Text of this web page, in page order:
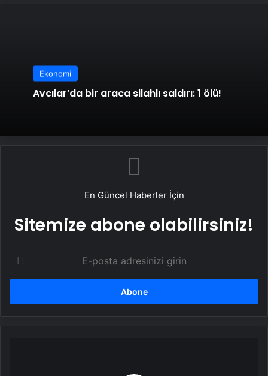
Ekonomi
Avcılar’da bir araca silahlı saldırı: 1 ölü!
En Güncel Haberler İçin
Sitemize abone olabilirsiniz!
posta
adresinizi